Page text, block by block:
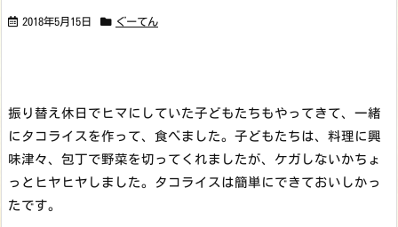
2018年5月15日 ぐーてん
振り替え休日でヒマにしていた子どもたちもやってきて、一緒
にタコライスを作って、食べました。子どもたちは、料理に興
味津々、包丁で野菜を切ってくれましたが、ケガしないかちょ
っとヒヤヒヤしました。タコライスは簡単にできておいしかっ
たです。